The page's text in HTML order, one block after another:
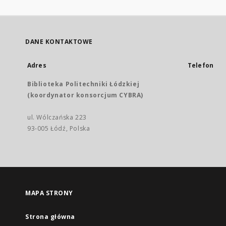
DANE KONTAKTOWE
Adres
Biblioteka Politechniki Łódzkiej
(koordynator konsorcjum CYBRA)
ul. Wólczańska 223
93-005 Łódź, Polska
Telefon
MAPA STRONY
Strona główna